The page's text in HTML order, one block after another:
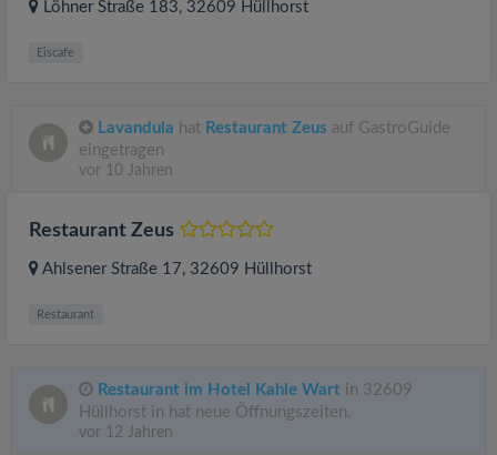
Löhner Straße 183, 32609 Hüllhorst
Eiscafe
Lavandula hat Restaurant Zeus auf GastroGuide
eingetragen
vor 10 Jahren
Restaurant Zeus
Ahlsener Straße 17, 32609 Hüllhorst
Restaurant
Restaurant im Hotel Kahle Wart in 32609
Hüllhorst in hat neue Öffnungszeiten.
vor 12 Jahren